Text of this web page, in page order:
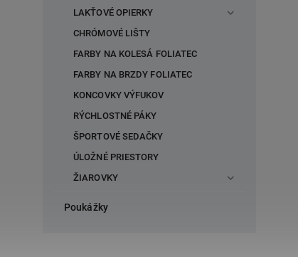
LAKŤOVÉ OPIERKY
CHRÓMOVÉ LIŠTY
FARBY NA KOLESÁ FOLIATEC
FARBY NA BRZDY FOLIATEC
KONCOVKY VÝFUKOV
RÝCHLOSTNÉ PÁKY
ŠPORTOVÉ SEDAČKY
ÚLOŽNÉ PRIESTORY
ŽIAROVKY
Poukážky